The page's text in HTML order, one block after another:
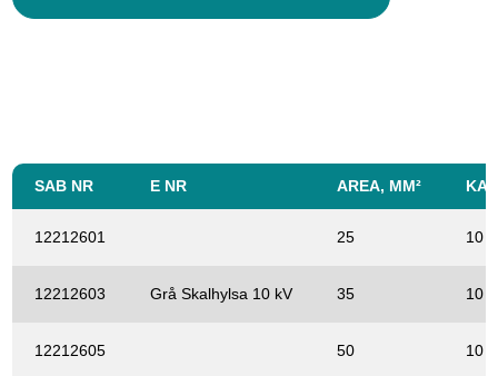
SAB NR E NR AREA, MM²
12212601 25 10
12212603 Grå Skalhylsa 10 kV 35 10
12212605 50 10